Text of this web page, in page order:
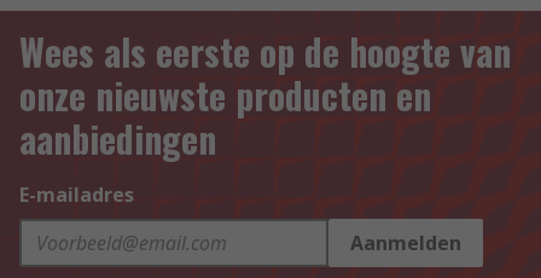
Wees als eerste op de hoogte van
onze nieuwste producten en
aanbiedingen
E-mailadres
Aanmelden